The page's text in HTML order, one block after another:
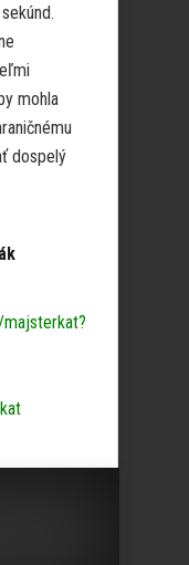
mohla
dospelý